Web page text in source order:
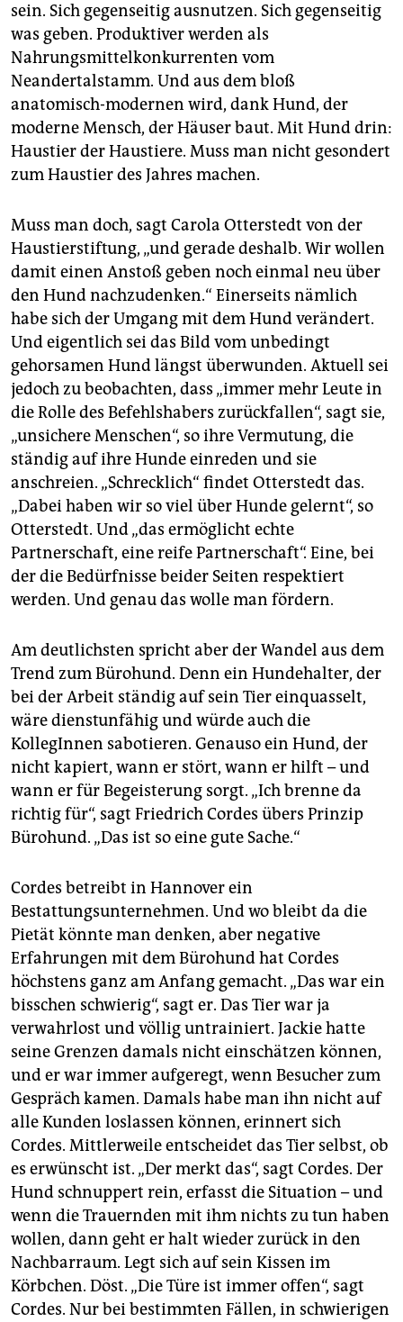
sein. Sich gegenseitig ausnutzen. Sich gegenseitig
was geben. Produktiver werden als
Nahrungsmittelkonkurrenten vom
Neandertalstamm. Und aus dem bloß
anatomisch-modernen wird, dank Hund, der
moderne Mensch, der Häuser baut. Mit Hund drin:
Haustier der Haustiere. Muss man nicht gesondert
zum Haustier des Jahres machen.
Muss man doch, sagt Carola Otterstedt von der
Haustierstiftung, „und gerade deshalb. Wir wollen
damit einen Anstoß geben noch einmal neu über
den Hund nachzudenken.“ Einerseits nämlich
habe sich der Umgang mit dem Hund verändert.
Und eigentlich sei das Bild vom unbedingt
gehorsamen Hund längst überwunden. Aktuell sei
jedoch zu beobachten, dass „immer mehr Leute in
die Rolle des Befehlshabers zurückfallen“, sagt sie,
„unsichere Menschen“, so ihre Vermutung, die
ständig auf ihre Hunde einreden und sie
anschreien. „Schrecklich“ findet Otterstedt das.
„Dabei haben wir so viel über Hunde gelernt“, so
Otterstedt. Und „das ermöglicht echte
Partnerschaft, eine reife Partnerschaft“. Eine, bei
der die Bedürfnisse beider Seiten respektiert
werden. Und genau das wolle man fördern.
Am deutlichsten spricht aber der Wandel aus dem
Trend zum Bürohund. Denn ein Hundehalter, der
bei der Arbeit ständig auf sein Tier einquasselt,
wäre dienstunfähig und würde auch die
KollegInnen sabotieren. Genauso ein Hund, der
nicht kapiert, wann er stört, wann er hilft – und
wann er für Begeisterung sorgt. „Ich brenne da
richtig für“, sagt Friedrich Cordes übers Prinzip
Bürohund. „Das ist so eine gute Sache.“
Cordes betreibt in Hannover ein
Bestattungsunternehmen. Und wo bleibt da die
Pie­tät könnte man denken, aber negative
Erfahrungen mit dem Bürohund hat Cordes
höchstens ganz am Anfang gemacht. „Das war ein
bisschen schwierig“, sagt er. Das Tier war ja
verwahrlost und völlig untrainiert. Jackie hatte
seine Grenzen damals nicht einschätzen können,
und er war immer aufgeregt, wenn Besucher zum
Gespräch kamen. Damals habe man ihn nicht auf
alle Kunden loslassen können, erinnert sich
Cordes. Mittlerweile entscheidet das Tier selbst, ob
es erwünscht ist. „Der merkt das“, sagt Cordes. Der
Hund schnuppert rein, erfasst die Situation – und
wenn die Trauernden mit ihm nichts zu tun haben
wollen, dann geht er halt wieder zurück in den
Nachbarraum. Legt sich auf sein Kissen im
Körbchen. Döst. „Die Türe ist immer offen“, sagt
Cordes. Nur bei bestimmten Fällen, in schwierigen